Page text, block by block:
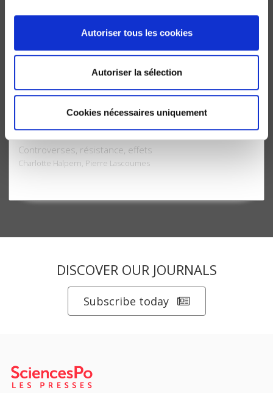
Autoriser tous les cookies
Autoriser la sélection
Cookies nécessaires uniquement
L'Instrumentation de l'action publique
Controverses, résistance, effets
Charlotte Halpern, Pierre Lascoumes
DISCOVER OUR JOURNALS
Subscribe today